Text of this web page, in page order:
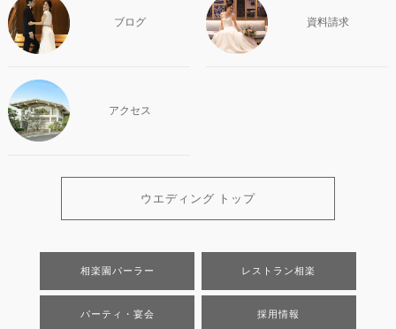
ブログ 資料請求
アクセス
ウエディング トップ
相楽園パーラー レストラン相楽
パーティ・宴会 採用情報